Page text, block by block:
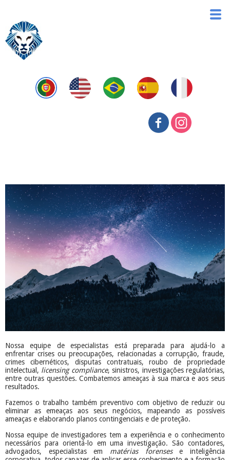
Nossa equipe de especialistas está preparada para ajudá-lo a
enfrentar crises ou preocupações, relacionadas a corrupção, fraude,
crimes cibernéticos, disputas contratuais, roubo de propriedade
intelectual, licensing compliance, sinistros, investigações regulatórias,
entre outras questões. Combatemos ameaças à sua marca e aos seus
resultados.
Fazemos o trabalho também preventivo com objetivo de reduzir ou
eliminar as emeaças aos seus negócios, mapeando as possíveis
ameaças e elaborando planos contingenciais e de proteção.
Nossa equipe de investigadores tem a experiência e o conhecimento
necessários para orientá-lo em uma investigação. São contadores,
advogados, especialistas em matérias forensese inteligência